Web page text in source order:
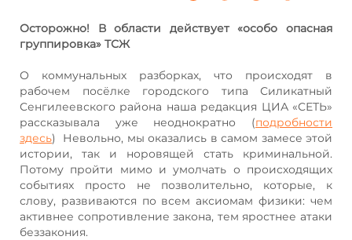
Осторожно! В области действует «особо опасная
группировка» ТСЖ
О коммунальных разборках, что происходят в
рабочем посёлке городского типа Силикатный
Сенгилеевского района наша редакция ЦИА «СЕТЬ»
рассказывала уже неоднократно (подробности
здесь) Невольно, мы оказались в самом замесе этой
истории, так и норовящей стать криминальной.
Потому пройти мимо и умолчать о происходящих
событиях просто не позволительно, которые, к
слову, развиваются по всем аксиомам физики: чем
активнее сопротивление закона, тем яростнее атаки
беззакония.